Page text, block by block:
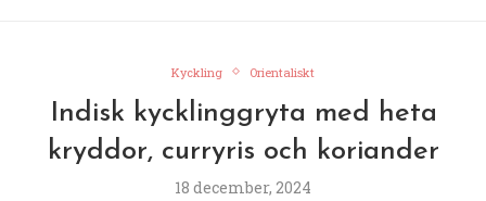
Kyckling Orientaliskt
Indisk kycklinggryta med heta
kryddor, curryris och koriander
18 december, 2024